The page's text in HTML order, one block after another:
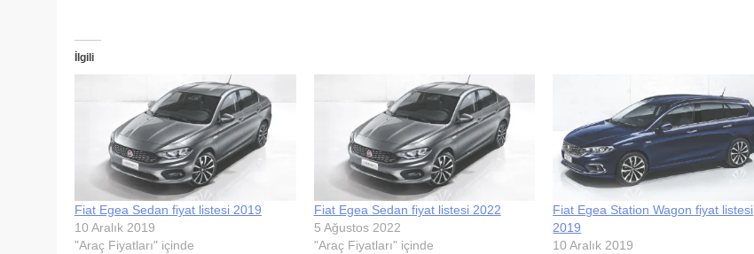
İlgili
Fiat Egea Sedan fiyat listesi 2019
10 Aralık 2019
"Araç Fiyatları" içinde
Fiat Egea Sedan fiyat listesi 2022
5 Ağustos 2022
"Araç Fiyatları" içinde
Fiat Egea Station Wagon fiyat listesi
2019
10 Aralık 2019